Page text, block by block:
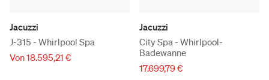
Jacuzzi
J-315 - Whirlpool Spa
Von 18.595,21 €
Jacuzzi
City Spa - Whirlpool-
Badewanne
17.699,79 €